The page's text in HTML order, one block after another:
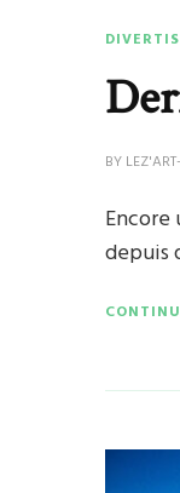
BY
Encore
depuis